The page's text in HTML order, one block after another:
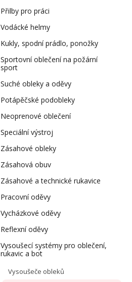
Přilby pro práci
Vodácké helmy
Kukly, spodní prádlo, ponožky
Sportovní oblečení na požární
sport
Suché obleky a oděvy
Potápěčské podobleky
Neoprenové oblečení
Speciální výstroj
Zásahové obleky
Zásahová obuv
Zásahové a technické rukavice
Pracovní oděvy
Vycházkové oděvy
Reflexní oděvy
Vysoušecí systémy pro oblečení,
rukavic a bot
Vysoušeče obleků